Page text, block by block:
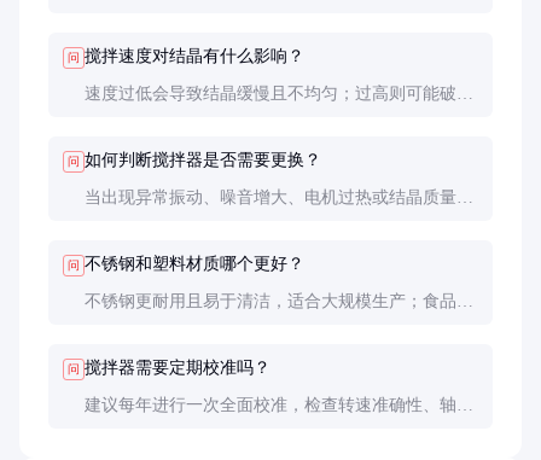
问 搅拌速度对结晶有什么影响？
速度过低会导致结晶缓慢且不均匀；过高则可能破碎
问 如何判断搅拌器是否需要更换？
当出现异常振动、噪音增大、电机过热或结晶质量明
问 不锈钢和塑料材质哪个更好？
不锈钢更耐用且易于清洁，适合大规模生产；食品级
问 搅拌器需要定期校准吗？
建议每年进行一次全面校准，检查转速准确性、轴的